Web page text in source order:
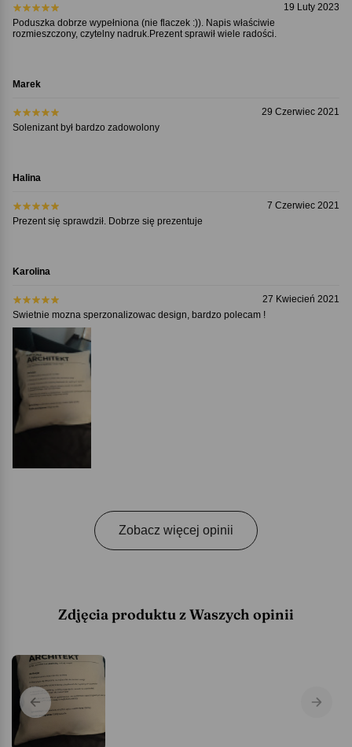
19 Luty 2023
Poduszka dobrze wypełniona (nie flaczek :)). Napis właściwie
rozmieszczony, czytelny nadruk.Prezent sprawił wiele radości.
Marek
29 Czerwiec 2021
Solenizant był bardzo zadowolony
Halina
7 Czerwiec 2021
Prezent się sprawdził. Dobrze się prezentuje
Karolina
27 Kwiecień 2021
Swietnie mozna sperzonalizowac design, bardzo polecam !
Zobacz więcej opinii
Zdjęcia produktu z Waszych opinii